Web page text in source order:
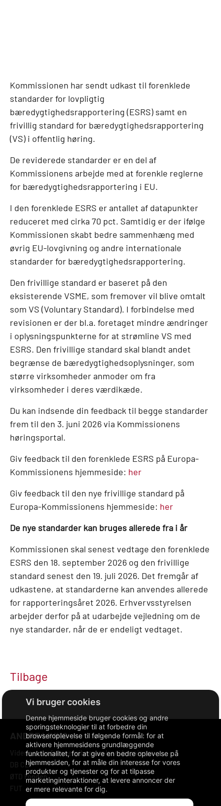
Denne hjemmeside bruger cookies og andre
sporingsteknologier til at forbedre din
browseroplevelse til følgende formål:for at
aktivere hjemmesidens grundlæggende
funktionalitet,for at give en bedre oplevelse på
hjemmesiden,for at måle din interesse for vores
produkter og tjenester og for at tilpasse
marketinginteraktioner,at levere annoncer der
er mere relevante for dig.
Kommissionen har sendt udkast til forenklede
standarder for lovpligtig
bæredygtighedsrapportering (ESRS) samt en
frivillig standard for bæredygtighedsrapportering
(VS) i offentlig høring.
De reviderede standarder er en del af
Kommissionens arbejde med at forenkle reglerne
for bæredygtighedsrapportering i EU.
I den forenklede ESRS er antallet af datapunkter
reduceret med cirka 70 pct. Samtidig er der ifølge
Kommissionen skabt bedre sammenhæng med
øvrig EU-lovgivning og andre internationale
standarder for bæredygtighedsrapportering.
Den frivillige standard er baseret på den
eksisterende VSME, som fremover vil blive omtalt
som VS (Voluntary Standard). I forbindelse med
revisionen er der bl.a. foretaget mindre ændringer
i oplysningspunkterne for at strømline VS med
ESRS. Den frivillige standard skal blandt andet
begrænse de bæredygtighedsoplysninger, som
større virksomheder anmoder om fra
virksomheder i deres værdikæde.
Du kan indsende din feedback til begge standarder
frem til den 3. juni 2026 via Kommissionens
høringsportal.
Giv feedback til den forenklede ESRS på Europa-
Kommissionens hjemmeside: her
Giv feedback til den nye frivillige standard på
Europa-Kommissionens hjemmeside: her
De nye standarder kan bruges allerede fra i år
Kommissionen skal senest vedtage den forenklede
ESRS den 18. september 2026 og den frivillige
standard senest den 19. juli 2026. Det fremgår af
udkastene, at standarderne kan anvendes allerede
for rapporteringsåret 2026. Erhvervsstyrelsen
arbejder derfor på at udarbejde vejledning om de
nye standarder, når de er endeligt vedtaget.
Tilbage
ANDRE LINKS
Videncenter for energibesparelser i bygninger
DB CLP
ØTD Fonden
FUT